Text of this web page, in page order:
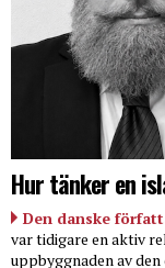
Hur tänker en
Den danske
var tidigare en aktiv
uppbyggnaden av